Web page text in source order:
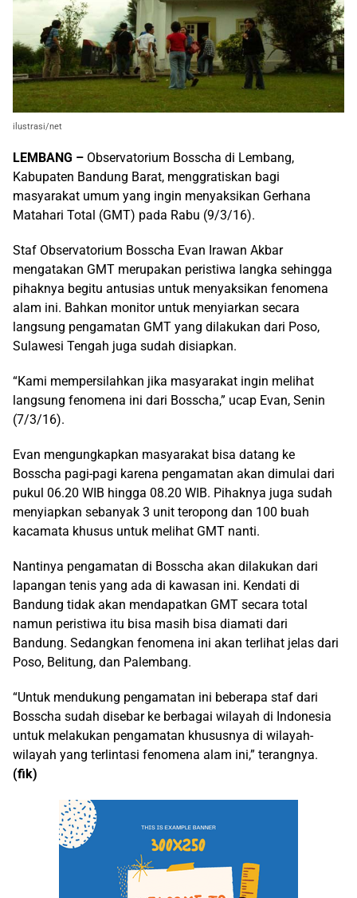
ilustrasi/net
LEMBANG – Observatorium Bosscha di Lembang,
Kabupaten Bandung Barat, menggratiskan bagi
masyarakat umum yang ingin menyaksikan Gerhana
Matahari Total (GMT) pada Rabu (9/3/16).
Staf Observatorium Bosscha Evan Irawan Akbar
mengatakan GMT merupakan peristiwa langka sehingga
pihaknya begitu antusias untuk menyaksikan fenomena
alam ini. Bahkan monitor untuk menyiarkan secara
langsung pengamatan GMT yang dilakukan dari Poso,
Sulawesi Tengah juga sudah disiapkan.
“Kami mempersilahkan jika masyarakat ingin melihat
langsung fenomena ini dari Bosscha,” ucap Evan, Senin
(7/3/16).
Evan mengungkapkan masyarakat bisa datang ke
Bosscha pagi-pagi karena pengamatan akan dimulai dari
pukul 06.20 WIB hingga 08.20 WIB. Pihaknya juga sudah
menyiapkan sebanyak 3 unit teropong dan 100 buah
kacamata khusus untuk melihat GMT nanti.
Nantinya pengamatan di Bosscha akan dilakukan dari
lapangan tenis yang ada di kawasan ini. Kendati di
Bandung tidak akan mendapatkan GMT secara total
namun peristiwa itu bisa masih bisa diamati dari
Bandung. Sedangkan fenomena ini akan terlihat jelas dari
Poso, Belitung, dan Palembang.
“Untuk mendukung pengamatan ini beberapa staf dari
Bosscha sudah disebar ke berbagai wilayah di Indonesia
untuk melakukan pengamatan khususnya di wilayah-
wilayah yang terlintasi fenomena alam ini,” terangnya.
(fik)